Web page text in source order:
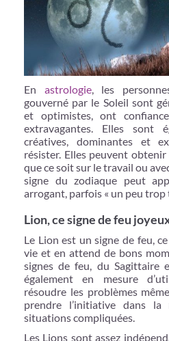
En astrologie, les
gouverné par le Soleil sont
et optimistes, ont
extravagantes. Elles sont
créatives, dominantes et
résister. Elles peuvent obtenir
que ce soit sur le travail ou
signe du zodiaque peut
arrogant, parfois « un peu
Lion, ce signe de feu
Le Lion est un signe de feu,
vie et en attend de bons
signes de feu, du Sagittaire
également en mesure
résoudre les problèmes
prendre l’initiative dans la
situations compliquées.
Les Lions sont assez